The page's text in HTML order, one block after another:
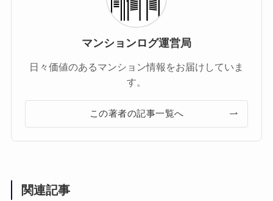
マンションログ運営局
日々価値のあるマンション情報をお届けしていま
す。
この著者の記事一覧へ
関連記事